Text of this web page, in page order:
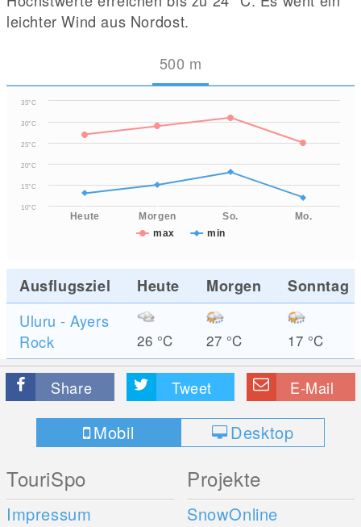
leichter Wind aus Nordost.
500 m
max min
10°C
15°C
20°C
25°C
30°C
35°C
Heute Morgen So. Mo.
Ausflugsziel Heute Morgen
Sonntag
Uluru - Ayers
Rock
26 °C 27 °C 17 °C
Share Tweet E-Mail
Mobil Desktop
TouriSpo
Impressum
Projekte
SnowOnline